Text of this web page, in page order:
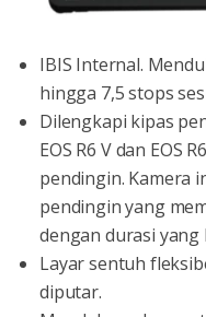
IBIS Internal.
hingga 7,5 stops
Dilengkapi kipas
EOS R6 V dan EOS
pendingin. Kamera
pendingin yang
dengan durasi yang
Layar sentuh
diputar.